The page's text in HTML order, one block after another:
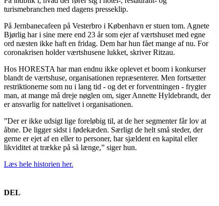
turismebranchen med dagens presseklip.
På Jernbanecafeen på Vesterbro i København er stuen tom. Agnete
Bjørlig har i sine mere end 23 år som ejer af værtshuset med egne
ord næsten ikke haft en fridag. Dem har hun fået mange af nu. For
coronakrisen holder værtshusene lukket, skriver Ritzau.
Hos HORESTA har man endnu ikke oplevet et boom i konkurser
blandt de værtshuse, organisationen repræsenterer. Men fortsætter
restriktionerne som nu i lang tid - og det er forventningen - frygter
man, at mange må dreje nøglen om, siger Annette Hyldebrandt, der
er ansvarlig for nattelivet i organisationen.
”Der er ikke udsigt lige foreløbig til, at de her segmenter får lov at
åbne. De ligger sidst i fødekæden. Særligt de helt små steder, der
gerne er ejet af en eller to personer, har sjældent en kapital eller
likviditet at trække på så længe,” siger hun.
Læs hele historien her.
DEL